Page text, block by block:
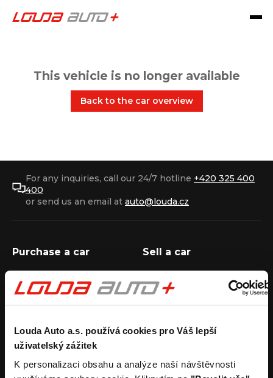
Louda Auto a.s. používá cookies pro Váš lepší
uživatelský zážitek
K personalizaci obsahu a analýze naší návštěvnosti
This vehicle is no longer available
Back to the car overview
For any inquiries, call our 24/7 hotline +420 325 400
400
or send us an email at auto@louda.cz
Purchase a car
Purchase a used car
Koupit užitkový vůz
Sell a car
obligation
Rental
Carsharing
Car rental
Company
Louda Auto+ Poděbrady